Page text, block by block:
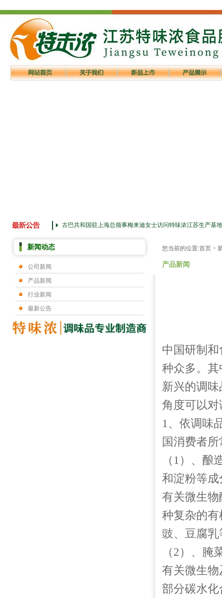
古巴共和国驻上海总领事梅来迪女士访问特味浓江苏生产基地
新闻动态
公司新闻
产品新闻
行业新闻
最新公告
您当前的位置:首页 >
产品新闻
中国研制
种众多。
新兴的调
角度可以
1、依调味
国消费者
（1）、
和淀粉等
有关微生
种复杂的
豉、豆腐乳
（2）、
有关微生
部分碳水